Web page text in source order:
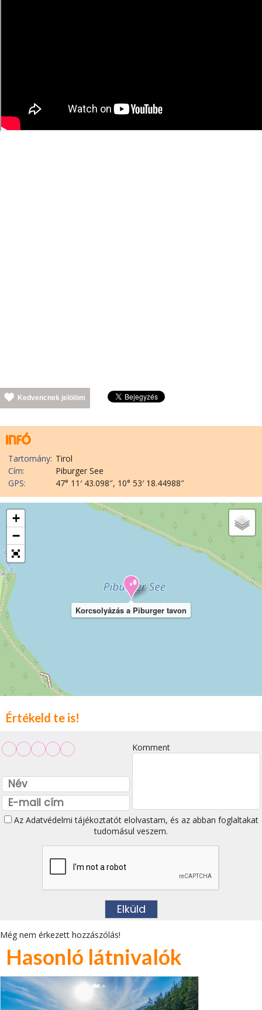
Kedvencnek jelölöm
Tartomány: Tirol
Cím:
Piburger See
GPS:
47° 11′ 43.098″, 10° 53′ 18.44988″
Korcsolyázás a Piburger tavon
+
−
Értékeld te is!
Komment
Az Adatvédelmi tájékoztatótelolvastam, és az abban foglaltakat
tudomásul veszem.
Még nem érkezett hozzászólás!
Hasonló látnivalók